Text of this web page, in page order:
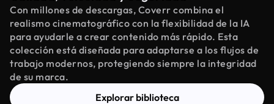
Con millones de descargas, Coverr combina el
realismo cinematográfico con la flexibilidad de la IA
para ayudarle a crear contenido más rápido. Esta
colección está diseñada para adaptarse a los flujos de
trabajo modernos, protegiendo siempre la integridad
de su marca.
Explorar biblioteca